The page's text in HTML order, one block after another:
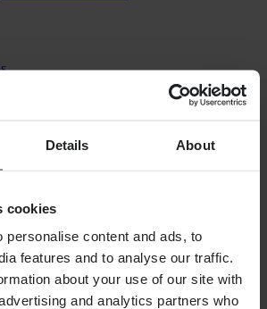
Details About
cookies
personalise content and ads, to
features and to analyse our traffic.
about your use of our site with
and analytics partners who